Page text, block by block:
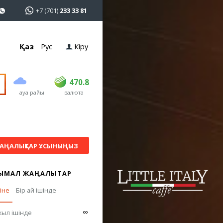
+7 (701) 233 33 81
Қаз Рус Кіру
ауа райы
470.8
USD 468.5 470.8
EUR валюта
ҰСЫНЫҢЫЗ
ЖАҢАЛЫҚТАР
Бір ай ішінде
ішінде ∞